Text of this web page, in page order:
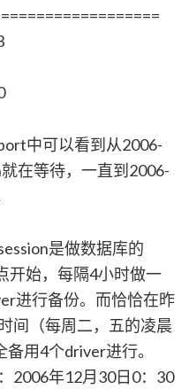
中可以看到从2006-
在等待，一直到2006-
是做数据库的
开始，每隔4小时做一
进行备份。而恰恰在昨
间（每周二，五的凌晨
用4个driver进行。
2006年12月30日0：30